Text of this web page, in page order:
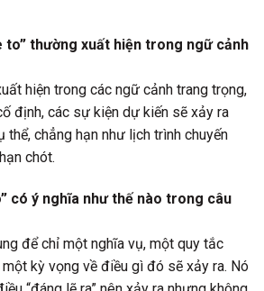
to” thường xuất hiện trong ngữ cảnh
hiện trong các ngữ cảnh trang trọng,
định, các sự kiện dự kiến sẽ xảy ra
chẳng hạn như lịch trình chuyến
chót.
có ý nghĩa như thế nào trong câu
để chỉ một nghĩa vụ, một quy tắc
kỳ vọng về điều gì đó sẽ xảy ra. Nó